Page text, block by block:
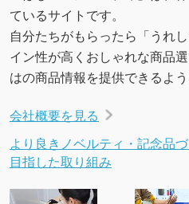
ているサイトです。
自分たちがもらったら「うれ
イン性が高くおしゃれな商品
はの商品情報を提供できるよ
会社概要を見る
より良きノベルティ・記念品
目指した取り組み